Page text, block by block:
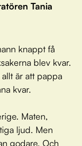
Tania
knappt få
blev kvar.
är att pappa
kvar.
Maten,
ljud. Men
godare. Och